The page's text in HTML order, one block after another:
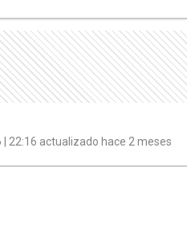
| 22:16 actualizado hace 2 meses